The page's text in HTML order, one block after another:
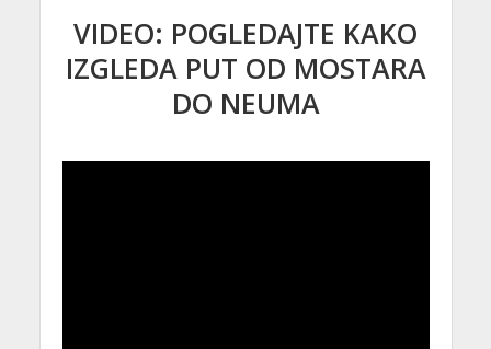
VIDEO: POGLEDAJTE KAKO
IZGLEDA PUT OD MOSTARA
DO NEUMA